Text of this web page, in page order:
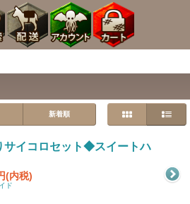
新着順
サイコロセット◆スイートハ
(内税)
ド